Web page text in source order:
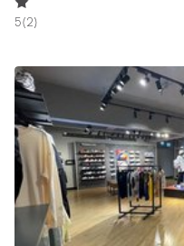
Photo / Filming Studio
Restaurant / Bar / Cafe
Rooftop
Salon
Shop Share
Stall / Market Stall
5(2)